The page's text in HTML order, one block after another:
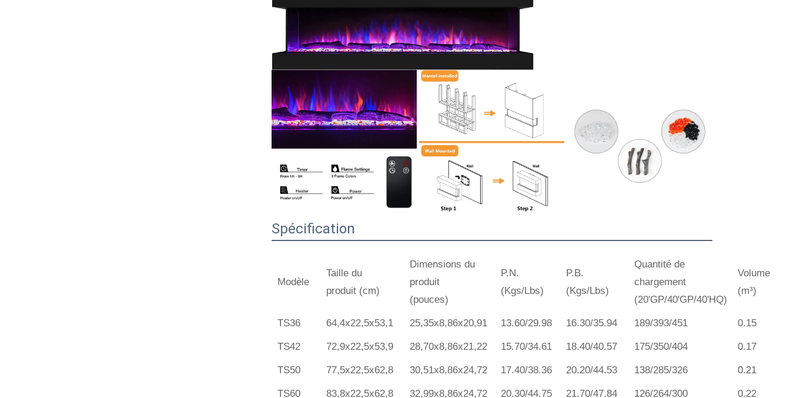
Spécification
Modèle
Taille du
produit (cm)
Dimensions du
produit
(pouces)
P.N.
(Kgs/Lbs)
P.B.
(Kgs/Lbs)
Quantité de
chargement
(20'GP/40'GP/40'HQ)
Volume
(m³)
TS36 64,4x22,5x53,1 25,35x8,86x20,91 13.60/29.98 16.30/35.94 189/393/451 0.15
TS42 72,9x22,5x53,9 28,70x8,86x21,22 15.70/34.61 18.40/40.57 175/350/404 0.17
TS50 77,5x22,5x62,8 30,51x8,86x24,72 17.40/38.36 20.20/44.53 138/285/326 0.21
TS60 83,8x22,5x62,8 32,99x8,86x24,72 20.30/44.75 21.70/47.84 126/264/300 0.22